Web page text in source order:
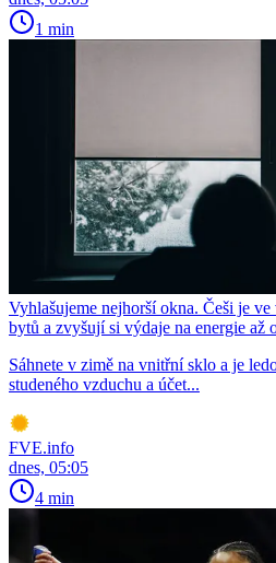
1 min
Vyhlašujeme nejhorší okna. Češi je
bytů a zvyšují si výdaje na energie až
Sáhnete v zimě na vnitřní sklo a je
studeného vzduchu a účet...
FVE.info
dnes, 05:05
4 min